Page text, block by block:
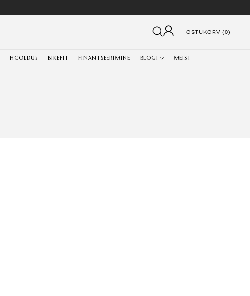
OSTUKORV (0)
HOOLDUS BIKEFIT FINANTSEERIMINE BLOGI MEIST